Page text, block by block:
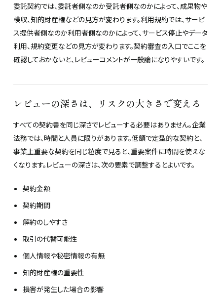
委託契約では、委託者側なのか受託者側なのかによって、成果物や
検収、知的財産権などの見方が変わります。利用規約では、サービ
ス提供者側なのか利用者側なのかによって、サービス停止やデータ
利用、規約変更などの見方が変わります。契約審査の入口でここを
確認しておかないと、レビューコメントが一般論になりやすいです。
レビューの深さは、リスクの大きさで変える
すべての契約書を同じ深さでレビューする必要はありません。企業
法務では、時間と人員に限りがあります。低額で定型的な契約と、
事業上重要な契約を同じ粒度で見ると、重要案件に時間を使えな
くなります。レビューの深さは、次の要素で調整するとよいです。
契約金額
契約期間
解約のしやすさ
取引の代替可能性
個人情報や秘密情報の有無
知的財産権の重要性
損害が発生した場合の影響